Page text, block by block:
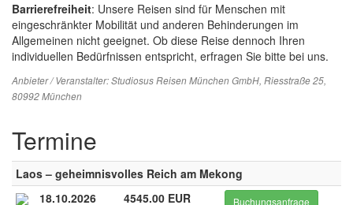
Barrierefreiheit: Unsere Reisen sind für Menschen mit
eingeschränkter Mobilität und anderen Behinderungen im
Allgemeinen nicht geeignet. Ob diese Reise dennoch Ihren
individuellen Bedürfnissen entspricht, erfragen Sie bitte bei uns.
Anbieter / Veranstalter:Studiosus Reisen München GmbH, Riesstraße 25,
80992 München
Termine
Laos – geheimnisvolles Reich am Mekong
18.10.2026
4545.00 EUR Buchungsanfrage